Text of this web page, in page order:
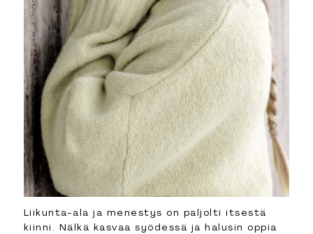
Liikunta-ala ja menestys on paljolti itsestä
kiinni. Nälkä kasvaa syödessä ja halusin oppia